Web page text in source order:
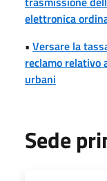
elettronica
• Versare la
reclamo relativo
urbani
Sede